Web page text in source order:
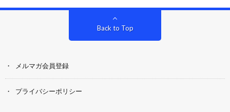
Back to Top
メルマガ会員登録
プライバシーポリシー